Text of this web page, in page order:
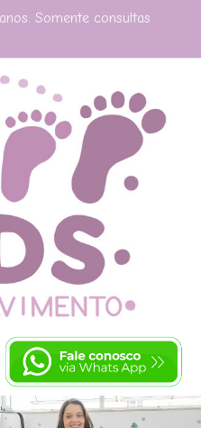
Somente consultas